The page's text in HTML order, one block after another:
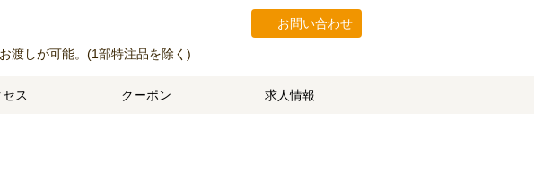
お問い合わせ
渡しが可能。(1部特注品を除く)
ス クーポン 求人情報